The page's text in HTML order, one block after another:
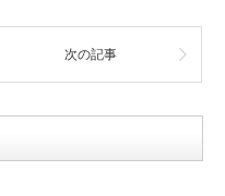
次の記事